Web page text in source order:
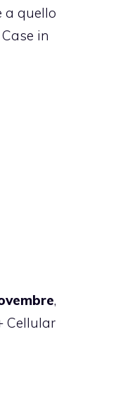
a quello
in
,
Cellular